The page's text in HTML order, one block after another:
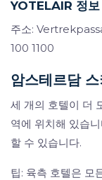
YOTELAIR 정보
주소:
100 1100
암스테르담
세 개의 호텔이 더
역에 위치해 있습
할 수 있습니다.
팁: 육측 호텔은 모